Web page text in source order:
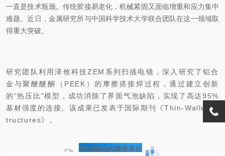
一直是技术瓶颈。传统胶接易老化，机械紧固又面临增重和应力集中
难题。近日，金属研究所与中国科学技术大学联合团队在这一领域取
得重大突破。
研究团队利用泽攸科技ZEM系列扫描电镜，深入研究了铝合
金与聚醚醚酮（PEEK）的摩擦搭接焊过程，通过建立创新
的"热压比"模型，成功消除了界面气泡缺陷，实现了高达95%
基材强度的连接。该成果已发表于国际期刊《Thin-Walled S
tructures》。
界面缺陷的精准表征